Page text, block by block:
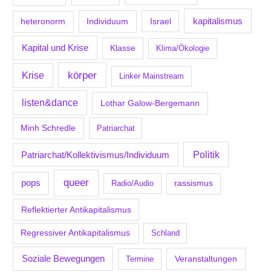
heteronorm Individuum Israel kapitalismus
Kapital und Krise Klasse Klima/Ökologie
Krise körper Linker Mainstream
listen&dance Lothar Galow-Bergemann
Minh Schredle Patriarchat
Patriarchat/Kollektivismus/Individuum Politik
pops queer Radio/Audio rassismus
Reflektierter Antikapitalismus
Regressiver Antikapitalismus Schland
Soziale Bewegungen Termine Veranstaltungen